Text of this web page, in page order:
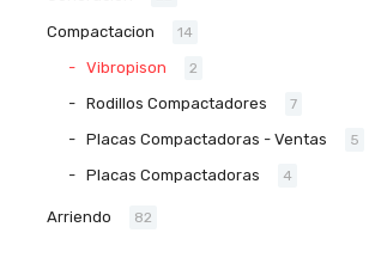
Compactacion 14
Vibropison 2
Rodillos Compactadores 7
Placas Compactadoras - Ventas 5
Placas Compactadoras 4
Arriendo 82